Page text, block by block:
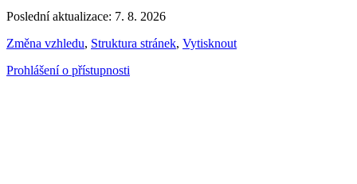
Poslední aktualizace: 7. 8. 2026
Změna vzhledu, Struktura stránek, Vytisknout
Prohlášení o přístupnosti